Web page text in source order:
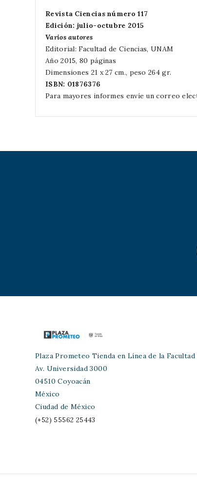
Revista Ciencias número 117
Edición: julio-octubre 2015
Varios autores
Editorial: Facultad de Ciencias, UNAM
Año 2015, 80 páginas
Dimensiones 21 x 27 cm., peso 264 gr.
ISBN: 01876376
Para mayores informes envíe un correo
Plaza Prometeo Tienda en Línea de la Facultad
Av. Universidad 3000
04510 Coyoacán
México
Ciudad de México
(+52) 55562 25443